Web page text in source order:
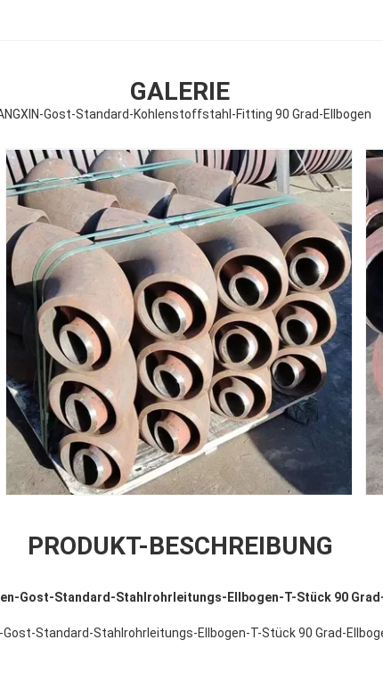
GALERIE
Gost-Standard-Kohlenstoffstahl-Fitting 90 Grad-Ellbogen
PRODUKT-BESCHREIBUNG
Gost-Standard-Stahlrohrleitungs-Ellbogen-T-Stück 90
Gost-Standard-Stahlrohrleitungs-Ellbogen-T-Stück 90 Grad-